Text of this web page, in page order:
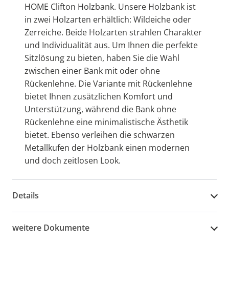
HOME Clifton Holzbank. Unsere Holzbank ist
in zwei Holzarten erhältlich: Wildeiche oder
Zerreiche. Beide Holzarten strahlen Charakter
und Individualität aus. Um Ihnen die perfekte
Sitzlösung zu bieten, haben Sie die Wahl
zwischen einer Bank mit oder ohne
Rückenlehne. Die Variante mit Rückenlehne
bietet Ihnen zusätzlichen Komfort und
Unterstützung, während die Bank ohne
Rückenlehne eine minimalistische Ästhetik
bietet. Ebenso verleihen die schwarzen
Metallkufen der Holzbank einen modernen
und doch zeitlosen Look.
Details
weitere Dokumente